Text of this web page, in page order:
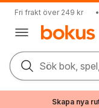
Fri frakt över 249 kr •
Sök bok,
Skapa nya